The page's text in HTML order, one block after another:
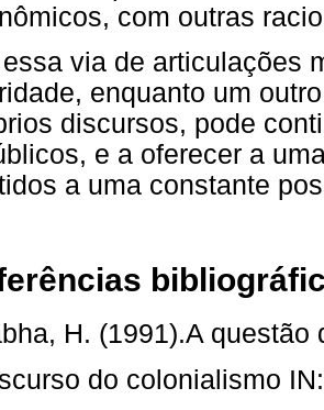
com outras
via de articulações
enquanto um
discursos, pode
e a oferecer a
a uma constante
H. (1991).A questão
do colonialismo